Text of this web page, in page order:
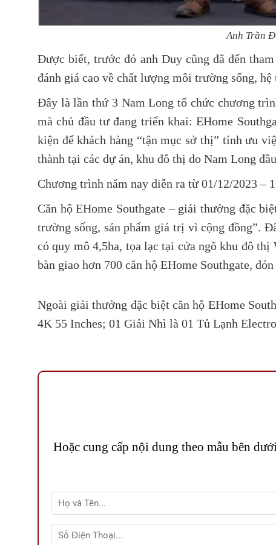
Anh Trần
Được biết, trước đó anh Duy cũng đã đến
đánh giá cao về chất lượng môi trường sống,
Đây là lần thứ 3 Nam Long tổ chức chương
mà chủ đầu tư đang triển khai: EHome
kiện để khách hàng “tận mục sở thị” tính ưu
thành tại các dự án, khu đô thị do Nam Long
Chương trình năm nay diễn ra từ 01/12/2023 –
Căn hộ EHome Southgate – giải thưởng đặc
trường sống, sản phẩm giá trị vì cộng đồng”.
có quy mô 4,5ha, tọa lạc tại cửa ngõ khu đô
bàn giao hơn 700 căn hộ EHome Southgate,
Ngoài giải thưởng đặc biệt căn hộ EHome
4K 55 Inches; 01 Giải Nhì là 01 Tủ Lạnh
Hoặc cung cấp nội dung theo mẫu bên